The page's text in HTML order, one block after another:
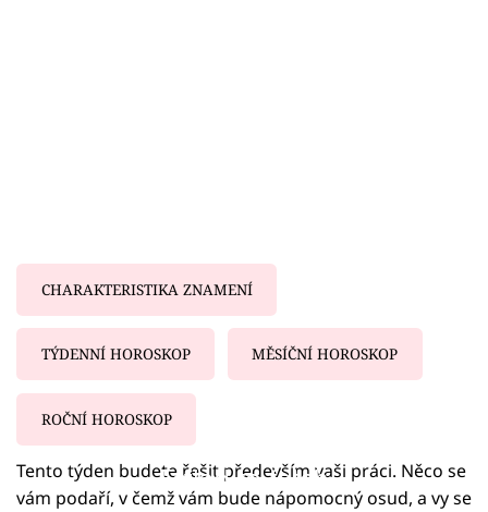
Sledujte nás
CHARAKTERISTIKA ZNAMENÍ
TÝDENNÍ HOROSKOP MĚSÍČNÍ HOROSKOP
ROČNÍ HOROSKOP
Failed to fetch
Tento týden budete řešit především vaši práci. Něco se
vám podaří, v čemž vám bude nápomocný osud, a vy se